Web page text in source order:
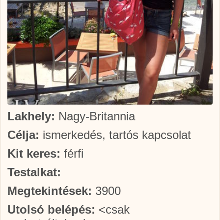
Lakhely: Nagy-Britannia
Célja: ismerkedés, tartós kapcsolat
Kit keres: férfi
Testalkat:
Megtekintések: 3900
Utolsó belépés: <csak